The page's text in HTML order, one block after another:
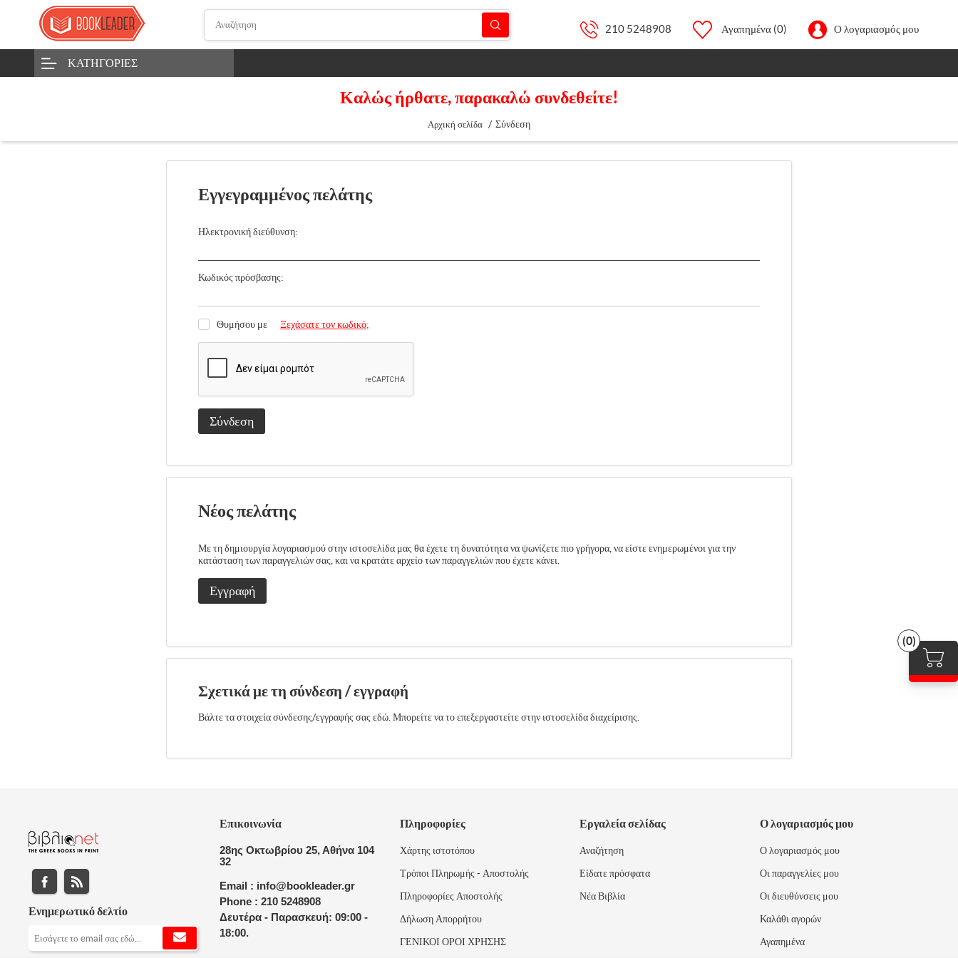
210 5248908 Αγαπημένα (0) Ο λογαριασμός μου
(0)
ΚΑΤΗΓΟΡΊΕΣ
Καλώς ήρθατε, παρακαλώ συνδεθείτε!
Αρχική σελίδα / Σύνδεση
Εγγεγραμμένος πελάτης
Ηλεκτρονική διεύθυνση:
Κωδικός πρόσβασης:
Θυμήσου με Ξεχάσατε τον κωδικό;
Σύνδεση
Νέος πελάτης
Με τη δημιουργία λογαριασμού στην ιστοσελίδα μας θα έχετε τη δυνατότητα να ψωνίζετε πιο γρήγορα, να είστε ενημερωμένοι για την
κατάσταση των παραγγελιών σας, και να κρατάτε αρχείο των παραγγελιών που έχετε κάνει.
Εγγραφή
Σχετικά με τη σύνδεση / εγγραφή
Βάλτε τα στοιχεία σύνδεσης/εγγραφής σας εδώ. Μπορείτε να το επεξεργαστείτε στην ιστοσελίδα διαχείρισης.
Ενημερωτικό δελτίο
Επικοινωνία
28ης Οκτωβρίου 25, Αθήνα 104
32
Email : info@bookleader.gr
Phone : 210 5248908
Δευτέρα - Παρασκευή: 09:00 -
18:00.
Πληροφορίες
Χάρτης ιστοτόπου
Τρόποι Πληρωμής - Αποστολής
Πληροφορίες Αποστολής
Δήλωση Απορρήτου
ΓΕΝΙΚΟΙ ΟΡΟΙ ΧΡΗΣΗΣ
Εργαλεία σελίδας
Αναζήτηση
Είδατε πρόσφατα
Νέα Βιβλία
Ο λογαριασμός μου
Ο λογαριασμός μου
Οι παραγγελίες μου
Οι διευθύνσεις μου
Καλάθι αγορών
Αγαπημένα